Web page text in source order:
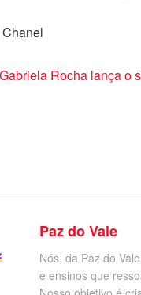
Gabriela Rocha lança o
Paz do Vale
Nós, da Paz do
e ensinos que